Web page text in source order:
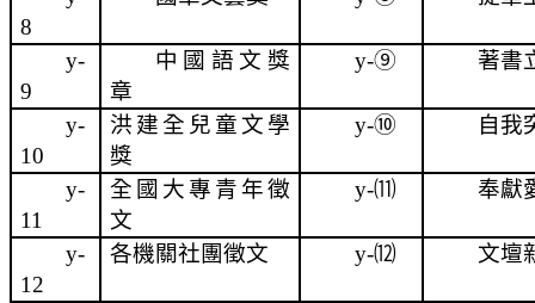
8
y-
9
中國語文獎
章
y-⑨ 著書
y-
10
洪建全兒童文學
獎
y-⑩ 自我
y-
11
全國大專青年徵
文
y-⑾ 奉獻
y-
12
各機關社團徵文 y-⑿ 文壇